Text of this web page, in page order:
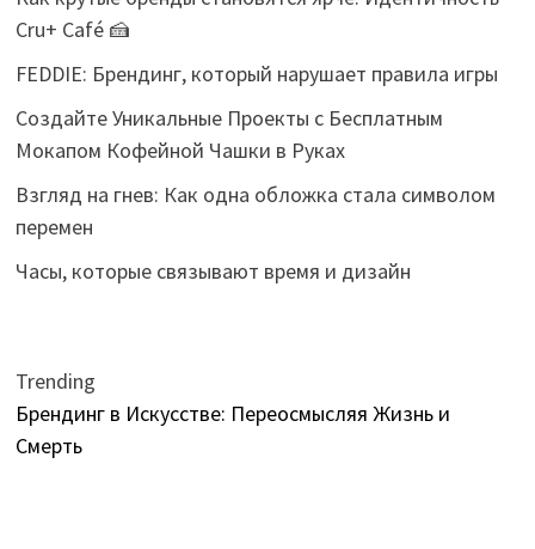
Cru+ Café 🍰
FEDDIE: Брендинг, который нарушает правила игры
Создайте Уникальные Проекты с Бесплатным
Мокапом Кофейной Чашки в Руках
Взгляд на гнев: Как одна обложка стала символом
перемен
Часы, которые связывают время и дизайн
Trending
Брендинг в Искусстве: Переосмысляя Жизнь и
Смерть